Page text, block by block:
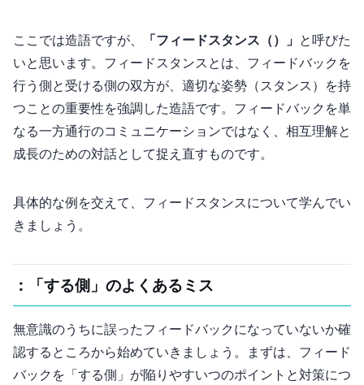
ここでは造語ですが、 「フィードスタンス（Feedstance）」 と呼びた
いと思います。フィードスタンスとは、フィードバックを
行う側と受ける側の双方が、適切な姿勢（スタンス）を持
つことの重要性を強調した造語です。フィードバックを単
なる一方通行のコミュニケーションではなく、相互理解と
成長のための対話として捉え直すものです。
具体的な例を交えて、フィードスタンスについて学んでい
きましょう。
Feedstanse：「する側」のよくあるミス
無意識のうちに誤ったフィードバックになっていないか確
認するところから始めていきましょう。まずは、フィード
バックを「する側」が陥りやすい7つのポイントと対策につ